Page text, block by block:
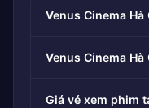
Venus Cinema Hà
Venus Cinema
Giá vé xem phim